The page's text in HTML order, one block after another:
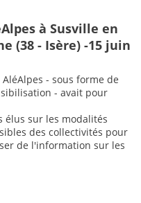
à Susville en
(38 - Isère) -15 juin
AléAlpes - sous forme de
- avait pour
élus sur les modalités
des collectivités pour
de l'information sur les